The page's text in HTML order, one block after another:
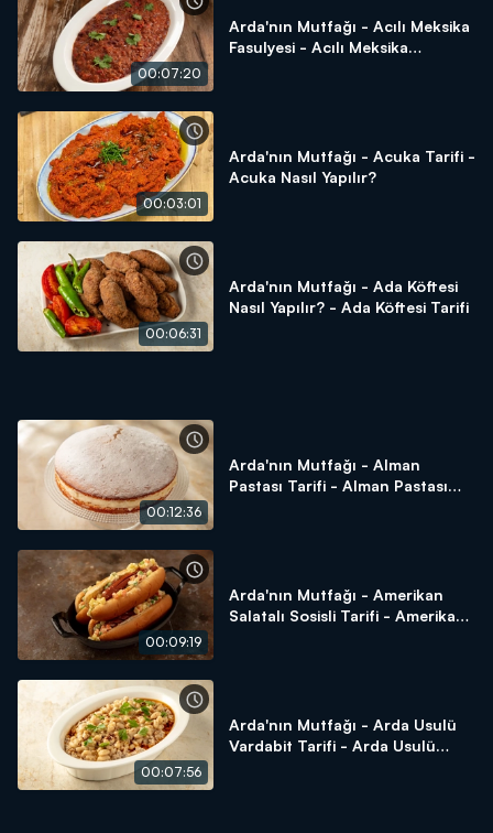
00:07:20
Arda'nın Mutfağı - Acılı Meksika
Fasulyesi - Acılı Meksika
00:03:01
Arda'nın Mutfağı - Acuka Tarifi -
Acuka Nasıl Yapılır?
00:06:31
Arda'nın Mutfağı - Ada Köftesi
Nasıl Yapılır? - Ada Köftesi Tarifi
00:12:36
Arda'nın Mutfağı - Alman
Pastası Tarifi - Alman Pastası
00:09:19
Arda'nın Mutfağı - Amerikan
Salatalı Sosisli Tarifi - Amerikan
00:07:56
Arda'nın Mutfağı - Arda Usulü
Vardabit Tarifi - Arda Usulü